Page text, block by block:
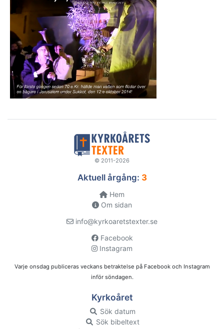
© 2011-2026
Aktuell årgång: 3
Hem
Om sidan
info@kyrkoaretstexter.se
Facebook
Instagram
Varje onsdag publiceras veckans betraktelse på Facebook och Instagram
inför söndagen.
Kyrkoåret
Sök datum
Sök bibeltext